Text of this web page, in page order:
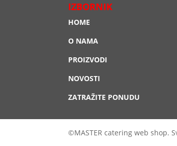
IZBORNIK
HOME
O NAMA
PROIZVODI
NOVOSTI
ZATRAŽITE PONUDU
©MASTER catering web shop.